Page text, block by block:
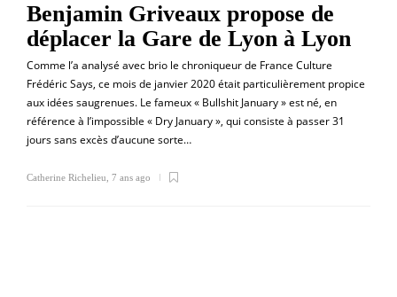
Benjamin Griveaux propose de
déplacer la Gare de Lyon à Lyon
Comme l’a analysé avec brio le chroniqueur de France Culture
Frédéric Says, ce mois de janvier 2020 était particulièrement propice
aux idées saugrenues. Le fameux « Bullshit January » est né, en
référence à l’impossible « Dry January », qui consiste à passer 31
jours sans excès d’aucune sorte…
Catherine Richelieu 7 ans ago